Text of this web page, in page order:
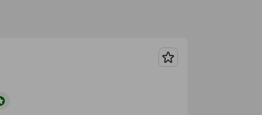
Guardar